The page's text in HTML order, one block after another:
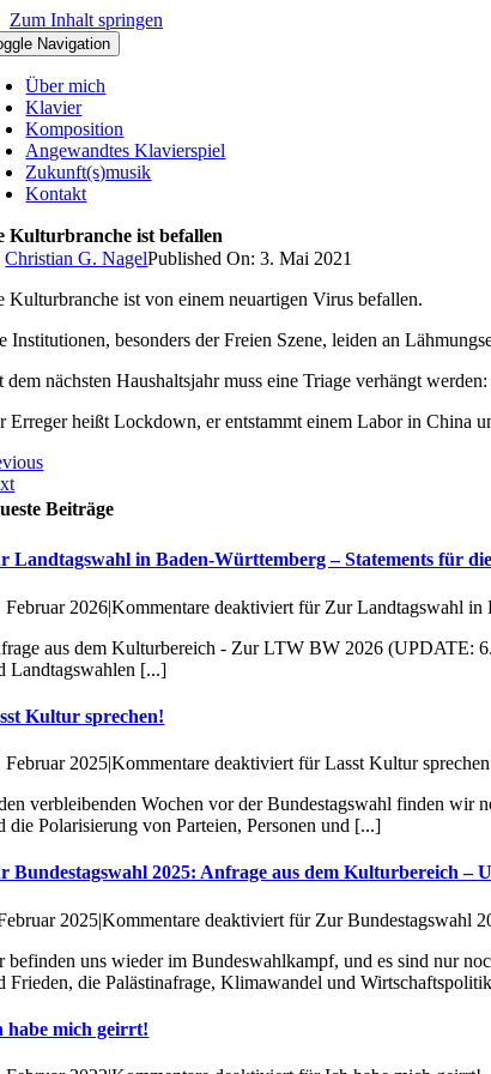
Zum Inhalt springen
Navigation
Über mich
Klavier
Komposition
Angewandtes Klavierspiel
Zukunft(s)musik
Kontakt
Kulturbranche ist befallen
Christian G. NagelPublished On: 3. Mai 2021
Kulturbranche ist von einem neuartigen Virus befallen.
Institutionen, besonders der Freien Szene, leiden an
dem nächsten Haushaltsjahr muss eine Triage verhängt
Erreger heißt Lockdown, er entstammt einem Labor in China
Beiträge
Landtagswahl in Baden-Württemberg – Statements für
Februar 2026|Kommentare deaktiviert für Zur Landtagswahl in
aus dem Kulturbereich - Zur LTW BW 2026 (UPDATE:
Landtagswahlen [...]
Kultur sprechen!
Februar 2025|Kommentare deaktiviert für Lasst Kultur
verbleibenden Wochen vor der Bundestagswahl finden wir
die Polarisierung von Parteien, Personen und [...]
Bundestagswahl 2025: Anfrage aus dem Kulturbereich –
2025|Kommentare deaktiviert für Zur Bundestagswahl
befinden uns wieder im Bundeswahlkampf, und es sind nur
Frieden, die Palästinafrage, Klimawandel und
habe mich geirrt!